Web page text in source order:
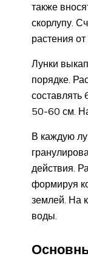
также
скорлупу.
растения
Лунки
порядке.
50-60 см.
В каждую
действия.
формируя
землей. На
воды.